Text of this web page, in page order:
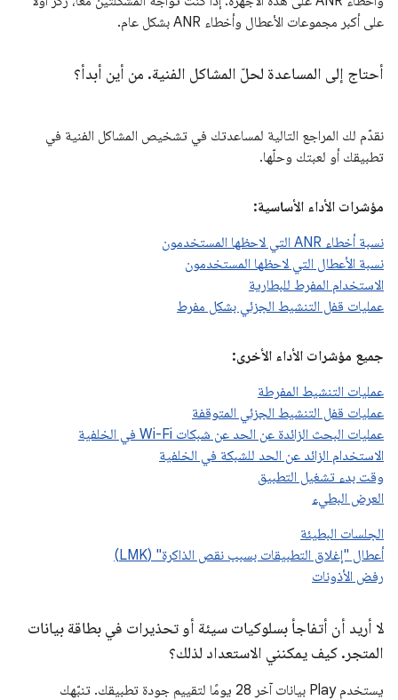
على أكبر مجموعات الأعطال وأخطاء ANR بشكل عام.
أحتاج إلى المساعدة لحلّ المشاكل الفنية. من أين أبدأ؟
نقدّم لك المراجع التالية لمساعدتك في تشخيص المشاكل الفنية في
تطبيقك أو لعبتك وحلّها.
مؤشرات الأداء الأساسية:
نسبة أخطاء ANR التي لاحظها المستخدمون
نسبة الأعطال التي لاحظها المستخدمون
الاستخدام المفرط للبطارية
عمليات قفل التنشيط الجزئي بشكل مفرط
جميع مؤشرات الأداء الأخرى:
عمليات التنشيط المفرطة
عمليات قفل التنشيط الجزئي المتوقفة
عمليات البحث الزائدة عن الحد عن شبكات Wi-Fi في الخلفية
الاستخدام الزائد عن الحد للشبكة في الخلفية
وقت بدء تشغيل التطبيق
العرض البطيء
الجلسات البطيئة
أعطال "إغلاق التطبيقات بسبب نقص الذاكرة" (LMK)
رفض الأذونات
لا أريد أن أتفاجأ بسلوكيات سيئة أو تحذيرات في بطاقة بيانات
المتجر. كيف يمكنني الاستعداد لذلك؟
يستخدم Play بيانات آخر 28 يومًا لتقييم جودة تطبيقك. تنبّهك